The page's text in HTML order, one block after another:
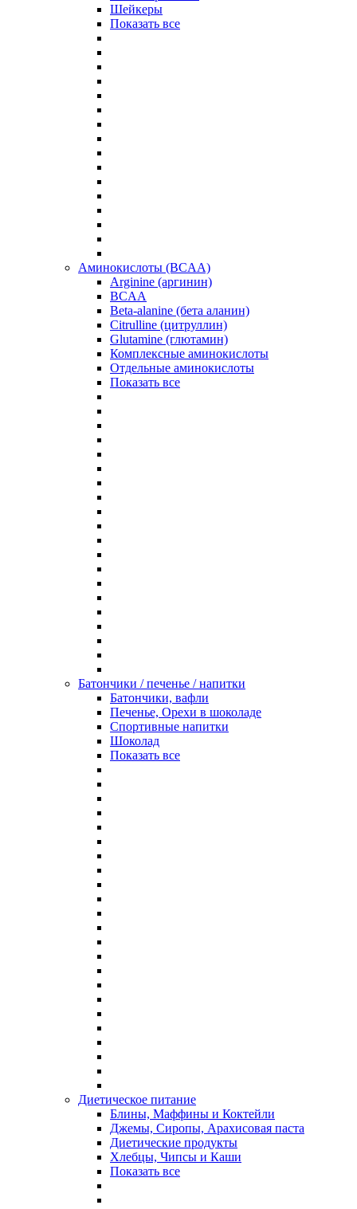
Шейкеры
Показать все
Аминокислоты (BCAA)
Arginine (аргинин)
BCAA
Beta-alanine (бета аланин)
Citrulline (цитруллин)
Glutamine (глютамин)
Комплексные аминокислоты
Отдельные аминокислоты
Показать все
Батончики / печенье / напитки
Батончики, вафли
Печенье, Орехи в шоколаде
Спортивные напитки
Шоколад
Показать все
Диетическое питание
Блины, Маффины и Коктейли
Джемы, Сиропы, Арахисовая паста
Диетические продукты
Хлебцы, Чипсы и Каши
Показать все